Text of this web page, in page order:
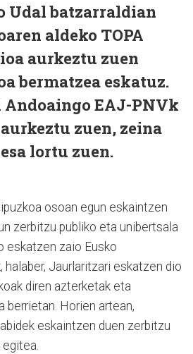
Udal batzarraldian
aldeko TOPA
aurkeztu zuen
bermatzea eskatuz.
Andoaingo EAJ-PNVk
zuen, zeina
lortu zuen.
osoan egun eskaintzen
zerbitzu publiko eta unibertsala
eskatzen zaio Eusko
halaber, Jaurlaritzari eskatzen dio
diren azterketak eta
berrietan. Horien artean,
eskaintzen duen zerbitzu